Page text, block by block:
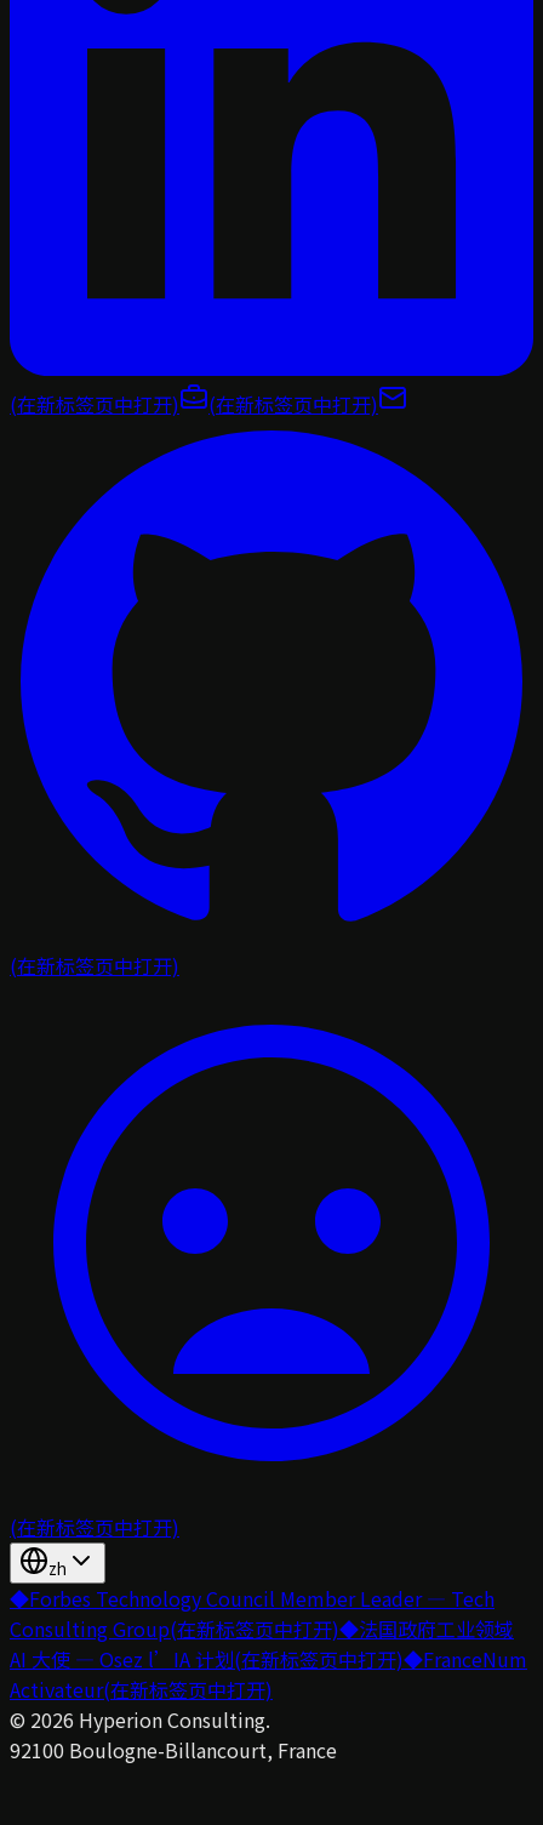
(在新标签页中打开) (在新标签页中打开)
(在新标签页中打开)
(在新标签页中打开)
zh
◆Forbes Technology Council Member Leader — Tech
Consulting Group(在新标签页中打开)◆法国政府工业领域
AI 大使 — Osez l’IA 计划(在新标签页中打开)◆FranceNum
Activateur(在新标签页中打开)
© 2026 Hyperion Consulting.
92100 Boulogne-Billancourt, France